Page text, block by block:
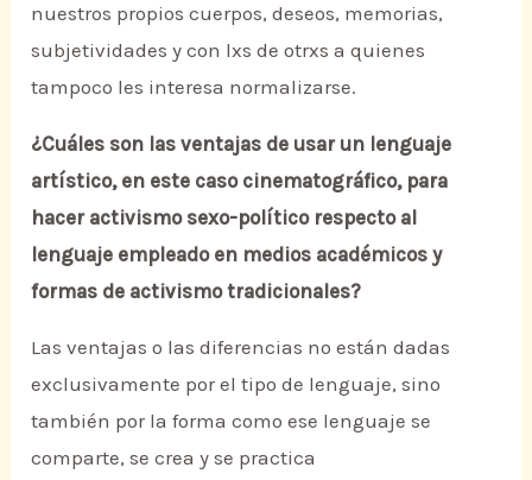
nuestros propios cuerpos, deseos, memorias,
subjetividades y con lxs de otrxs a quienes
tampoco les interesa normalizarse.
¿Cuáles son las ventajas de usar un lenguaje
artístico, en este caso cinematográfico, para
hacer activismo sexo-político respecto al
lenguaje empleado en medios académicos y
formas de activismo tradicionales?
Las ventajas o las diferencias no están dadas
exclusivamente por el tipo de lenguaje, sino
también por la forma como ese lenguaje se
comparte, se crea y se practica